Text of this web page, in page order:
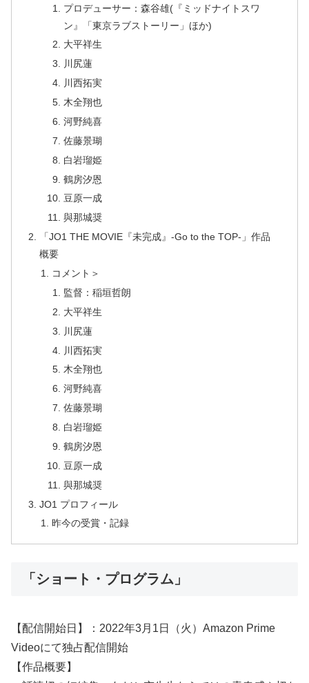
プロデューサー：森谷雄(『ミッドナイトスワ
ン』「東京ラブストーリー」ほか)
大平祥生
川尻蓮
川西拓実
木全翔也
河野純喜
佐藤景瑚
白岩瑠姫
鶴房汐恩
豆原一成
與那城奨
「JO1 THE MOVIE『未完成』-Go to the TOP-」作品
概要
コメント＞
監督：稲垣哲朗
大平祥生
川尻蓮
川西拓実
木全翔也
河野純喜
佐藤景瑚
白岩瑠姫
鶴房汐恩
豆原一成
與那城奨
JO1 プロフィール
昨今の受賞・記録
「ショート・プログラム」
【配信開始日】：2022年3月1日（火）Amazon Prime
Videoにて独占配信開始
【作品概要】